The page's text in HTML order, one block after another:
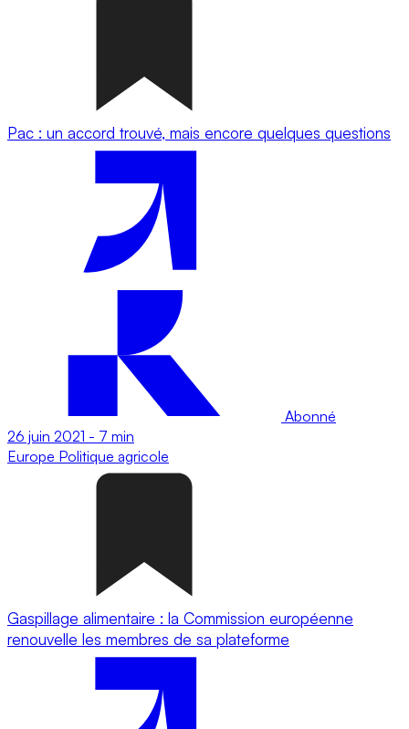
Pac : un accord trouvé, mais encore quelques questions
Abonné
26 juin 2021 - 7 min
Europe Politique agricole
Gaspillage alimentaire : la Commission européenne
renouvelle les membres de sa plateforme